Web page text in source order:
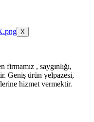
X
firmamız , saygınlığı,
Geniş ürün yelpazesi,
hizmet vermektir.